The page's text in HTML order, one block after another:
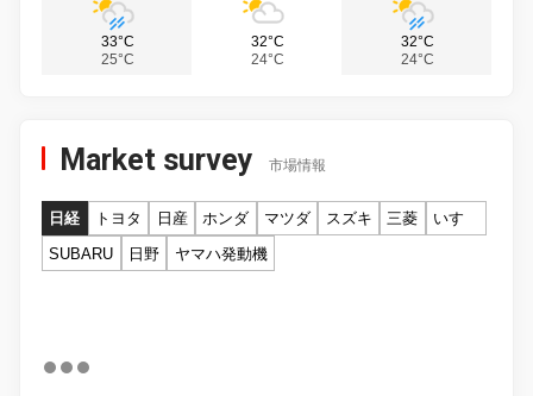
33°C
25°C
32°C
24°C
32°C
24°C
Market survey 市場情報
日経 トヨタ 日産 ホンダ マツダ スズキ 三菱
いすゞ
SUBARU
日野 ヤマハ発動機